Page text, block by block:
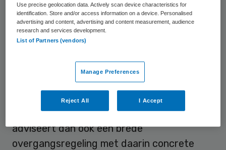
investeringen die zijn goedgekeurd ten
tijde van het bouwregime. De autoriteit wil
afzien van verdere uitwerking van de
gezien alleen geldt voor een of enkele
instellingen met bijzondere en onvoorziene
omstandigheden, terwijl de huidige
problemen algemeen van aard zijn. De NZa
adviseert dan ook een brede
overgangsregeling met daarin concrete
Use precise geolocation data. Actively scan device characteristics for
identification. Store and/or access information on a device. Personalised
advertising and content, advertising and content measurement, audience
research and services development.
List of Partners (vendors)
Manage Preferences
Reject All I Accept